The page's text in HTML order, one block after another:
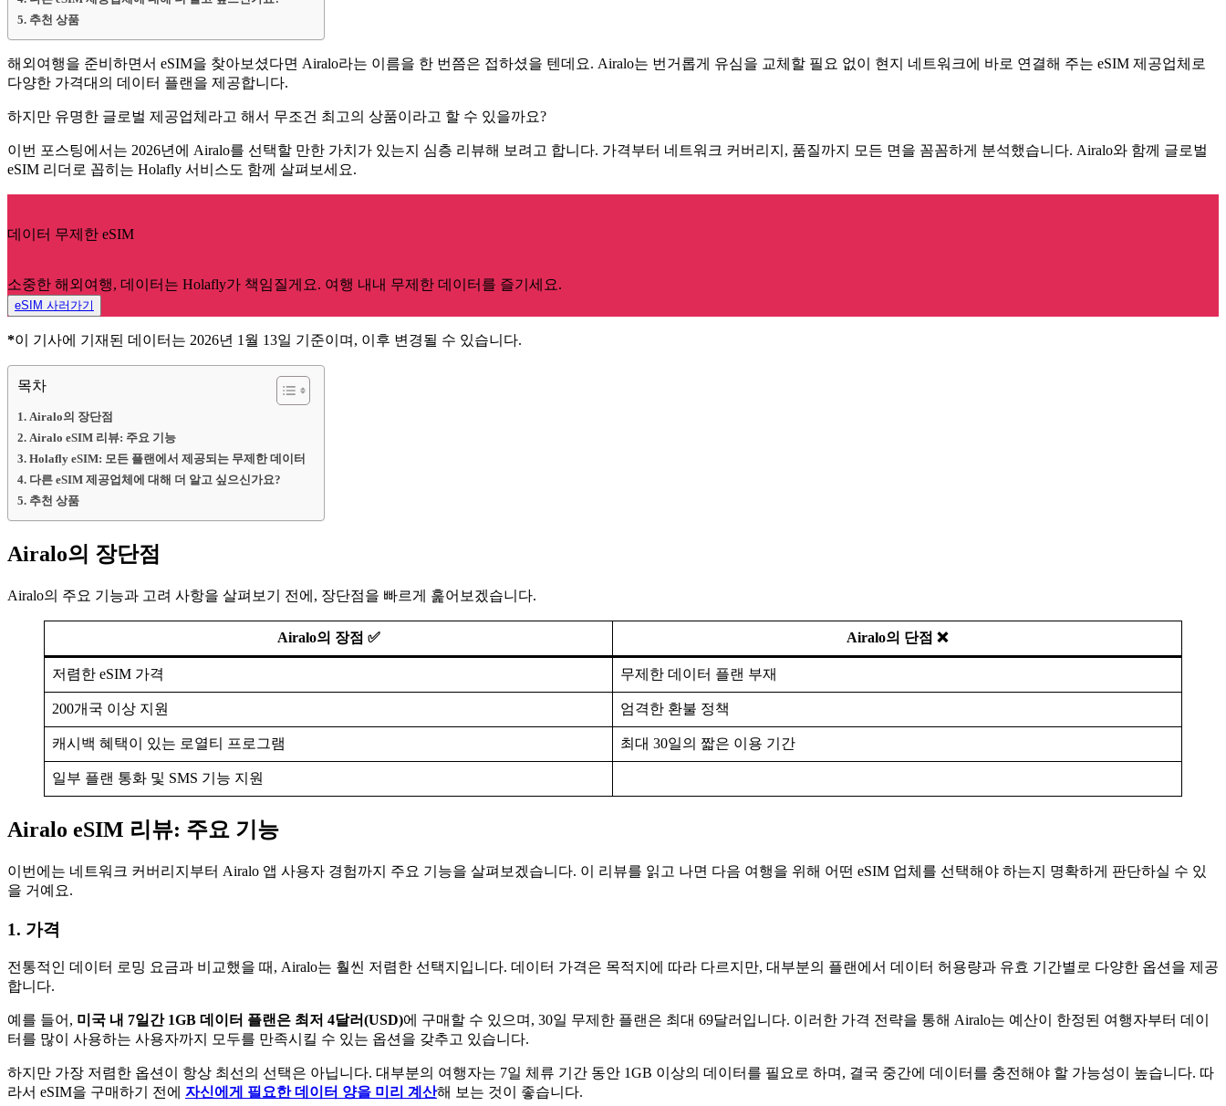
추천 상품
해외여행을 준비하면서 eSIM을 찾아보셨다면 Airalo라는 이름을 한 번쯤은 접하셨을 텐데요. Airalo는 번거롭게 유심을 교체할 필요 없이 현지 네트워크에 바로 연결해 주는 eSIM 제공업체로
다양한 가격대의 데이터 플랜을 제공합니다.
하지만 유명한 글로벌 제공업체라고 해서 무조건 최고의 상품이라고 할 수 있을까요?
이번 포스팅에서는 2026년에 Airalo를 선택할 만한 가치가 있는지 심층 리뷰해 보려고 합니다. 가격부터 네트워크 커버리지, 품질까지 모든 면을 꼼꼼하게 분석했습니다. Airalo와 함께 글로벌
eSIM 리더로 꼽히는 Holafly 서비스도 함께 살펴보세요.
데이터 무제한 eSIM
소중한 해외여행, 데이터는 Holafly가 책임질게요. 여행 내내 무제한 데이터를 즐기세요.
eSIM 사러가기
*이 기사에 기재된 데이터는 2026년 1월 13일 기준이며, 이후 변경될 수 있습니다.
목차
Airalo의 장단점
Airalo eSIM 리뷰: 주요 기능
Holafly eSIM: 모든 플랜에서 제공되는 무제한 데이터
다른 eSIM 제공업체에 대해 더 알고 싶으신가요?
추천 상품
Airalo의 장단점
Airalo의 주요 기능과 고려 사항을 살펴보기 전에, 장단점을 빠르게 훑어보겠습니다.
Airalo의 장점 ✅ Airalo의 단점 ❌
저렴한 eSIM 가격 무제한 데이터 플랜 부재
200개국 이상 지원 엄격한 환불 정책
캐시백 혜택이 있는 로열티 프로그램 최대 30일의 짧은 이용 기간
일부 플랜 통화 및 SMS 기능 지원
Airalo eSIM 리뷰: 주요 기능
이번에는 네트워크 커버리지부터 Airalo 앱 사용자 경험까지 주요 기능을 살펴보겠습니다. 이 리뷰를 읽고 나면 다음 여행을 위해 어떤 eSIM 업체를 선택해야 하는지 명확하게 판단하실 수 있
을 거예요.
1. 가격
전통적인 데이터 로밍 요금과 비교했을 때, Airalo는 훨씬 저렴한 선택지입니다. 데이터 가격은 목적지에 따라 다르지만, 대부분의 플랜에서 데이터 허용량과 유효 기간별로 다양한 옵션을 제공
합니다.
예를 들어, 미국 내 7일간 1GB 데이터 플랜은 최저 4달러(USD)에 구매할 수 있으며, 30일 무제한 플랜은 최대 69달러입니다. 이러한 가격 전략을 통해 Airalo는 예산이 한정된 여행자부터 데이
터를 많이 사용하는 사용자까지 모두를 만족시킬 수 있는 옵션을 갖추고 있습니다.
하지만 가장 저렴한 옵션이 항상 최선의 선택은 아닙니다. 대부분의 여행자는 7일 체류 기간 동안 1GB 이상의 데이터를 필요로 하며, 결국 중간에 데이터를 충전해야 할 가능성이 높습니다. 따
라서 eSIM을 구매하기 전에 자신에게 필요한 데이터 양을 미리 계산해 보는 것이 좋습니다.